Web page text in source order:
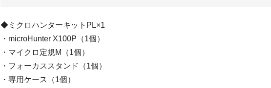
◆ミクロハンターキットPL×1
・microHunter X100P（1個）
・マイクロ定規M（1個）
・フォーカススタンド（1個）
・専用ケース（1個）